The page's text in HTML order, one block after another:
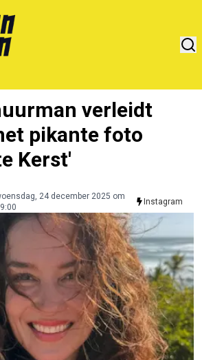
verleidt
pikante foto
Kerst'
24 december 2025 om
Instagram